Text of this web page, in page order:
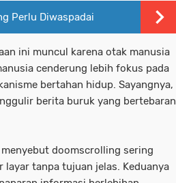
Perlu Diwaspadai
ini muncul karena otak manusia
cenderung lebih fokus pada
bertahan hidup. Sayangnya,
berita buruk yang bertebaran
doomscrolling sering
tanpa tujuan jelas. Keduanya